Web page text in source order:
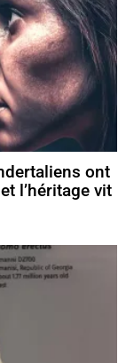
ont
l’héritage vit